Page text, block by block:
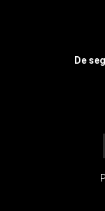
De